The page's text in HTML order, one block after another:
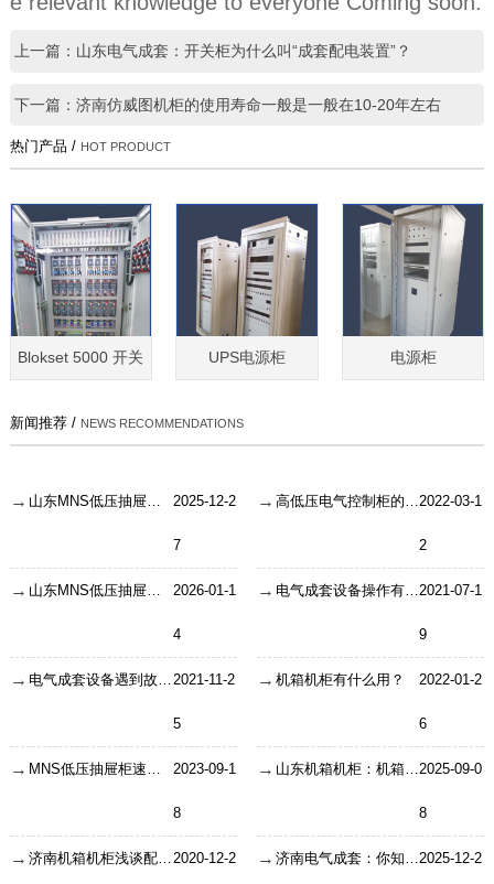
上一篇：山东电气成套：开关柜为什么叫“成套配电装置”？
下一篇：济南仿威图机柜的使用寿命一般是一般在10-20年左右
热门产品 / HOT PRODUCT
Blokset 5000 开关 UPS电源柜 电源柜
新闻推荐 / NEWS RECOMMENDATIONS
2025-12-2
7
2022-03-1
2
2026-01-1
4
电气成套设备操作有危险吗? 2021-07-1
9
2021-11-2
5
机箱机柜有什么用？ 2022-01-2
6
2023-09-1
8
山东机箱机柜：机箱机柜的作用、设计特性以及七大判断标准 2025-09-0
8
2020-12-2 2025-12-2